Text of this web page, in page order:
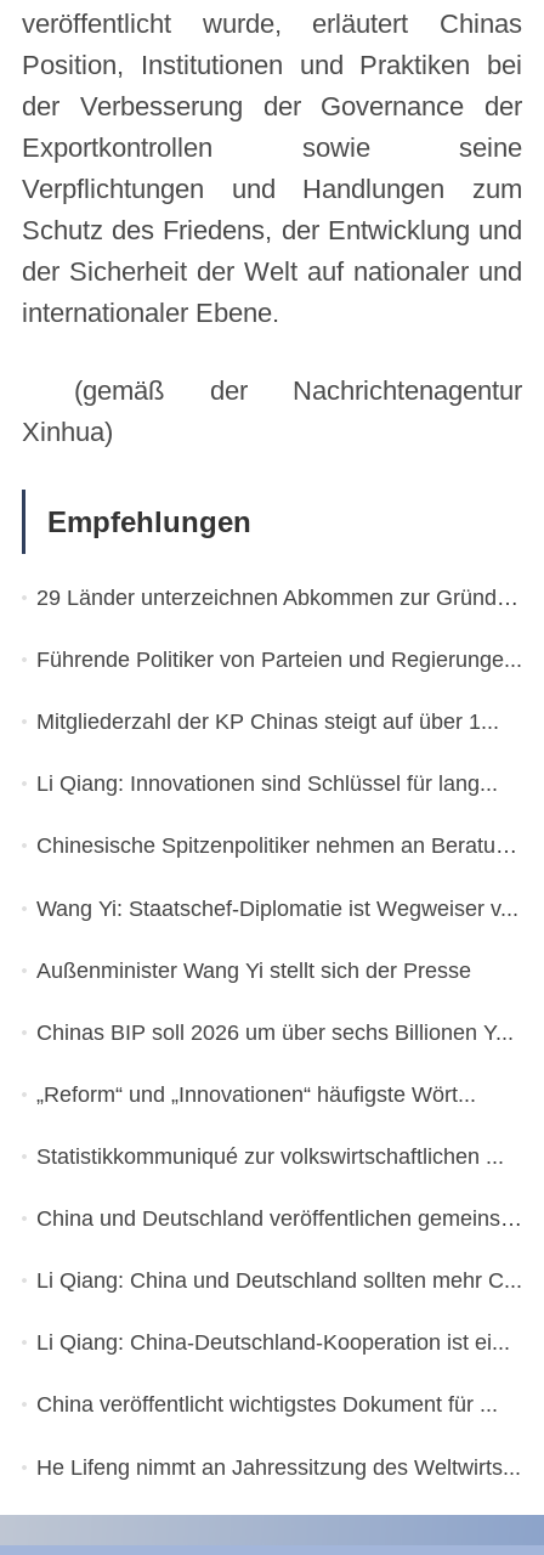
veröffentlicht wurde, erläutert Chinas
Position, Institutionen und Praktiken bei
der Verbesserung der Governance der
Exportkontrollen sowie seine
Verpflichtungen und Handlungen zum
Schutz des Friedens, der Entwicklung und
der Sicherheit der Welt auf nationaler und
internationaler Ebene.
(gemäß der Nachrichtenagentur
Xinhua)
Empfehlungen
29 Länder unterzeichnen Abkommen zur Gründung ...
Führende Politiker von Parteien und Regierunge...
Mitgliederzahl der KP Chinas steigt auf über 1...
Li Qiang: Innovationen sind Schlüssel für lang...
Chinesische Spitzenpolitiker nehmen an Beratun...
Wang Yi: Staatschef-Diplomatie ist Wegweiser v...
Außenminister Wang Yi stellt sich der Presse
Chinas BIP soll 2026 um über sechs Billionen Y...
„Reform“ und „Innovationen“ häufigste Wört...
Statistikkommuniqué zur volkswirtschaftlichen ...
China und Deutschland veröffentlichen gemeinsa...
Li Qiang: China und Deutschland sollten mehr C...
Li Qiang: China-Deutschland-Kooperation ist ei...
China veröffentlicht wichtigstes Dokument für ...
He Lifeng nimmt an Jahressitzung des Weltwirts...